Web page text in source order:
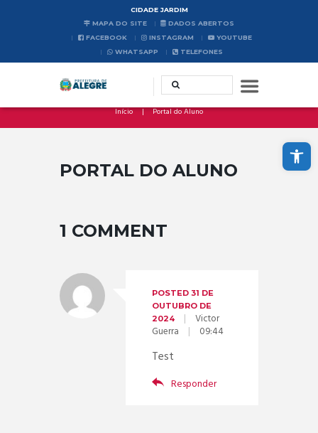
Abrir a barra de ferramentas
CIDADE JARDIM
MAPA DO SITE
DADOS ABERTOS
FACEBOOK
INSTAGRAM
YOUTUBE
WHATSAPP
TELEFONES
Início Portal do Aluno
PORTAL DO ALUNO
1 COMMENT
POSTED 31 DE
OUTUBRO DE
2024
Victor
Guerra
09:44
Test
Responder